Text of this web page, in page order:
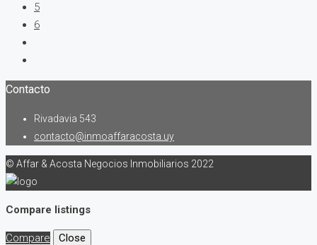
5
6
Contacto
Rivadavia 543
contacto@inmoaffaracosta.uy
© Affar & Acosta Negocios Inmobiliarios 2022
Compare listings
Compare
Close